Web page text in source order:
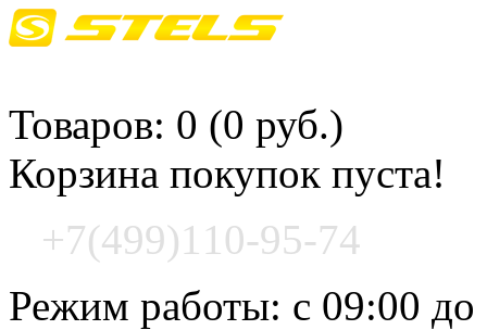
Товаров: 0 (0 руб.)
Корзина покупок пуста!
+7(499)110-95-74
Режим работы: с 09:00 до